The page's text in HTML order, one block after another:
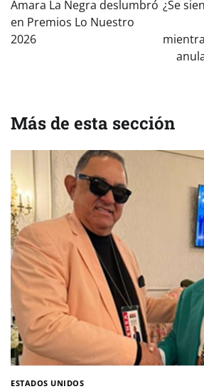
entradas
Amara La Negra deslumbró
en Premios Lo Nuestro
2026
¿Se
Más de esta sección
ESTADOS UNIDOS